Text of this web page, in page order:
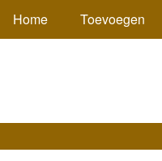
Home Toevoegen